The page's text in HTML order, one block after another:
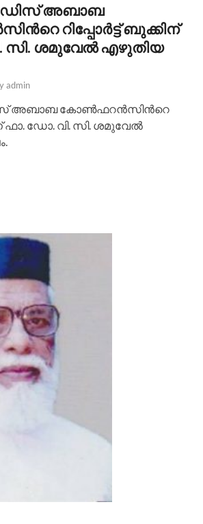
അബാബ
റിപ്പോര്‍ട്ട് ബുക്കിന്
സി. ശമുവേല്‍ എഴുതിയ
admin
അബാബ കോണ്‍ഫറന്‍സിന്‍റെ
ഫാ. ഡോ. വി. സി. ശമുവേല്‍